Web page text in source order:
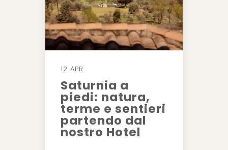
12 APR
Saturnia a
piedi: natura,
terme e sentieri
partendo dal
nostro Hotel